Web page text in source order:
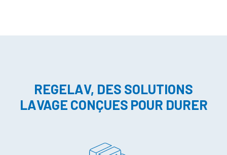
REGELAV, DES SOLUTIONS
LAVAGE CONÇUES POUR DURER